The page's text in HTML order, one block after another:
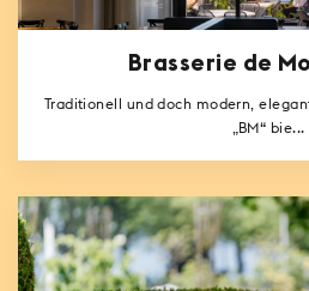
Brasserie de
Traditionell und doch modern,
„BM“ bie...